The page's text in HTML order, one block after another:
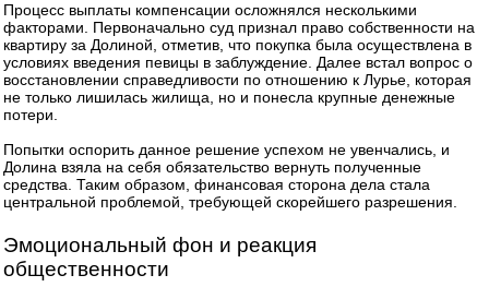
Процесс выплаты компенсации осложнялся несколькими
факторами. Первоначально суд признал право собственности на
квартиру за Долиной, отметив, что покупка была осуществлена в
условиях введения певицы в заблуждение. Далее встал вопрос о
восстановлении справедливости по отношению к Лурье, которая
не только лишилась жилища, но и понесла крупные денежные
потери.
Попытки оспорить данное решение успехом не увенчались, и
Долина взяла на себя обязательство вернуть полученные
средства. Таким образом, финансовая сторона дела стала
центральной проблемой, требующей скорейшего разрешения.
Эмоциональный фон и реакция
общественности